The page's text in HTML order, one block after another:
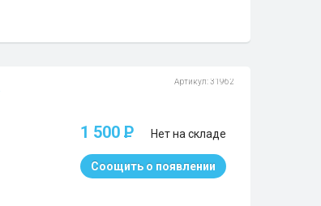
Артикул: 31962
1 500 P Нет на складе
Соощить о появлении